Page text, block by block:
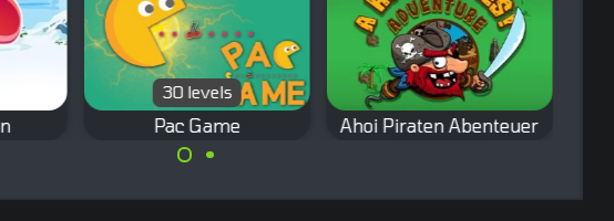
Pac Game
30 levels
Ahoi Piraten Abenteuer
alle Münzen.